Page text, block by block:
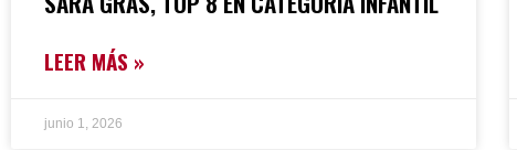
LEER MÁS »
junio 1, 2026